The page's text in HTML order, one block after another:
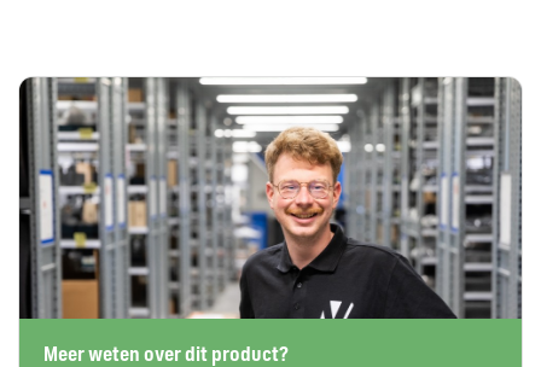
Meer weten over dit product?